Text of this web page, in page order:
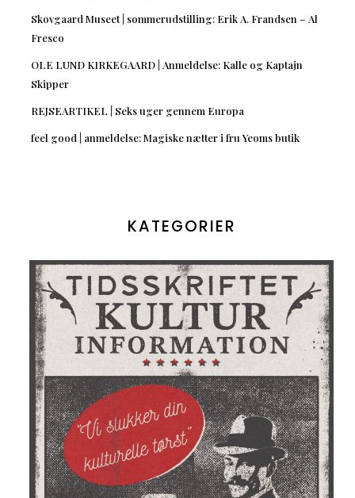
Skovgaard Museet | sommerudstilling: Erik A. Frandsen – Al
Fresco
OLE LUND KIRKEGAARD | Anmeldelse: Kalle og Kaptajn
Skipper
REJSEARTIKEL | Seks uger gennem Europa
feel good | anmeldelse: Magiske nætter i fru Yeoms butik
KATEGORIER